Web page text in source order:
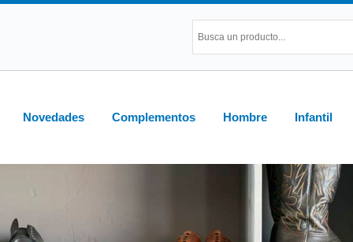
Novedades Complementos Hombre Infantil